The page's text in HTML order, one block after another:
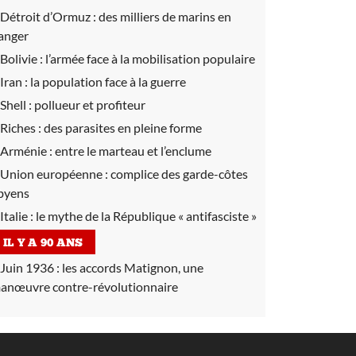
Détroit d’Ormuz : des milliers de marins en
Bolivie : l’armée face à la mobilisation populaire
Iran : la population face à la guerre
Shell : pollueur et profiteur
Riches : des parasites en pleine forme
Arménie : entre le marteau et l’enclume
Union européenne : complice des garde-côtes
Italie : le mythe de la République « antifasciste »
IL Y A 90 ANS
Juin 1936 : les accords Matignon, une
contre-révolutionnaire